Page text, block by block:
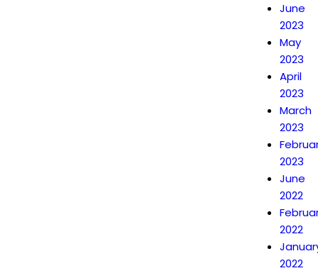
June
2023
May
2023
April
2023
March
2023
2023
June
2022
2022
2022